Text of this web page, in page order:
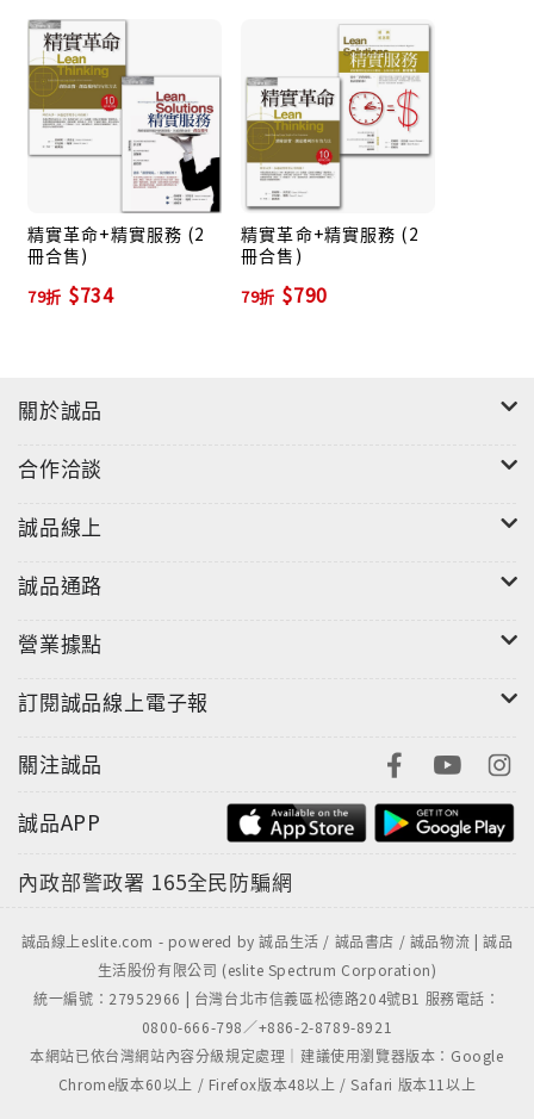
書中的個案，從小型的Lantech公司，到中型的
Wiremold公司、市場區隔獨特的保時捷（Porsche）
汽車、到超大型的普惠（Pratt & Whitney）公司，以
及英國的Tesco超市，大多是面臨困局而仍然精益求
精，推行精實系統而穩定成長、轉型的績優企業。而在
「精實革命」中領先的豐田汽車，更是不斷成長，精益
本書第一部就說明「精實系統」的五大核心觀念：
一、價值（Value）
五、完善（Perfection）
精實系統強調要回歸經營的根本去思考，顧客真正感受
品族)的價值溪流，來檢視哪些活動能創造價值，並將所
有「浪費」的活動去除掉。然後，創造出「暢流」的營
運、生產條件，讓設計和生產能依顧客的需求和要求，
採取後拉式生產(而非以生產者為主導的「推式」，即把
生生不息、止於至善。並以精彩個案為例說明。
第二部以清楚的實例，說明這些簡單的原理和觀念可以
遵循的行動計畫。
如果您對「精實系統」已有些了解，本書第三部將值回
為各產品族建立上下游整合的「精實企業體」，也就是
從原材料到把產品交到顧客手上，所有的價值創造活動
都要能緊密結合起來。
第四部是根據1996年以來的新發展和想法，追蹤本書個
案的後續發展，以及如何落實轉型，將「精實革命」制
精實革命+精實服務 (2
冊合售)
79折 $734
精實革命+精實服務 (2
冊合售)
79折 $790
關於誠品
合作洽談
誠品線上
誠品通路
營業據點
訂閱誠品線上電子報
關注誠品
誠品APP
內政部警政署 165全民防騙網
誠品線上eslite.com - powered by 誠品生活 / 誠品書店 / 誠品物流 | 誠品
生活股份有限公司 (eslite Spectrum Corporation)
統一編號：27952966 | 台灣台北市信義區松德路204號B1 服務電話：
0800-666-798／+886-2-8789-8921
本網站已依台灣網站內容分級規定處理｜建議使用瀏覽器版本：Google
Chrome版本60以上 / Firefox版本48以上 / Safari 版本11以上